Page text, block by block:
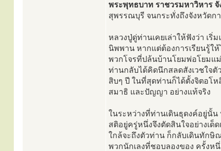
พระพุทธบาท ราชวรมหาวิหาร จั
สุพรรณบุรี จนกระทั่งถึงจังหวัดก
หลวงปู่ดู่ท่านเคยเล่าให้ฟังว่า เ
นิพพาน หากแต่ต้องการเรียนรู้ใ
พวกโจรที่ปล้นบ้านโยมพ่อโยมแ
ท่านกลับได้คิดนึกสลดสังเวชใจตั
สิบๆ ปี ในที่สุดท่านก็ได้ตั้งจิตอโ
สมาธิ และปัญญา อย่างแท้จริง
ในระหว่างที่ท่านเดินธุดงค์อยู่นั้น
สติอยู่ครู่หนึ่งจึงตัดสินใจอย่างเด็
ใกล้จะถึงตัวท่าน ก็กลับเดินทักษิ
พวกนักเลงที่ชอบลองของ ครั้งห